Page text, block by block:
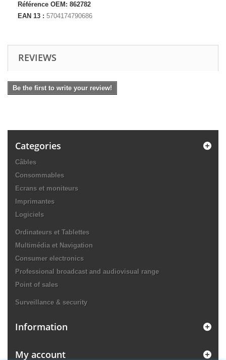
Référence OEM: 862782
EAN 13 : 5704174790686
REVIEWS
Be the first to write your review!
Categories
Câbles
Consommables
Ecrans et moniteurs
Imprimantes
Logiciels
Ordinateurs et Tablettes
Multimédia et Navigation
Consumer electronics
Professional broadcast and audiovisual range
Point of sales
Surveillance & security
Information
My account